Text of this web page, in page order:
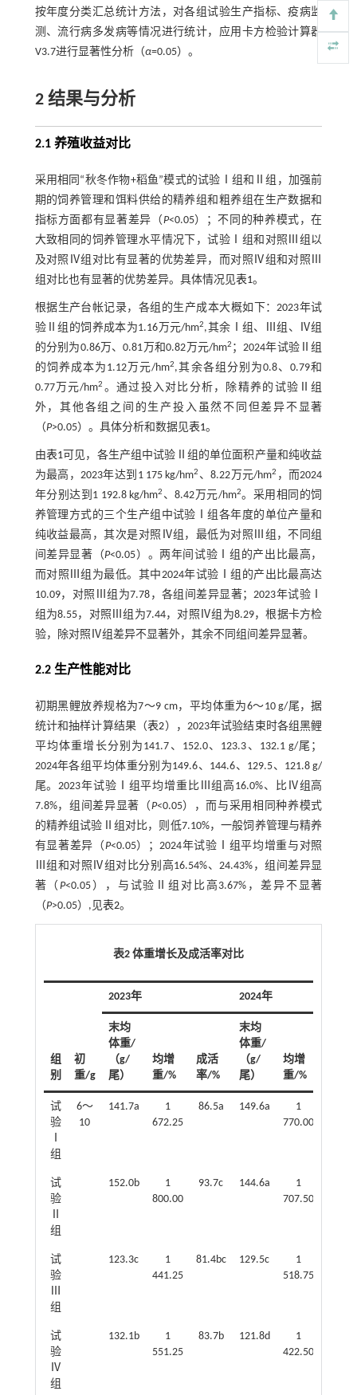
按年度分类汇总统计方法，对各组试验生产指标、疫病监
测、流行病多发病等情况进行统计，应用卡方检验计算器
V3.7进行显著性分析（α=0.05）。
2 结果与分析
2.1 养殖收益对比
采用相同“秋冬作物+稻鱼”模式的试验Ⅰ组和Ⅱ组，加强前
期的饲养管理和饵料供给的精养组和粗养组在生产数据和
指标方面都有显著差异（P<0.05）；不同的种养模式，在
大致相同的饲养管理水平情况下，试验Ⅰ组和对照Ⅲ组以
及对照Ⅳ组对比有显著的优势差异，而对照Ⅳ组和对照Ⅲ
组对比也有显著的优势差异。具体情况见表1。
根据生产台帐记录，各组的生产成本大概如下：2023年试
验Ⅱ组的饲养成本为1.16万元/hm2,其余Ⅰ组、Ⅲ组、Ⅳ组
的分别为0.86万、0.81万和0.82万元/hm2 ；2024年试验Ⅱ组
的饲养成本为1.12万元/hm2,其余各组分别为0.8、0.79和
0.77万元/hm2 。通过投入对比分析，除精养的试验Ⅱ组
外，其他各组之间的生产投入虽然不同但差异不显著
（P>0.05）。具体分析和数据见表1。
由表1可见，各生产组中试验Ⅱ组的单位面积产量和纯收益
为最高，2023年达到1 175 kg/hm2 、8.22万元/hm2 ，而2024
年分别达到1 192.8 kg/hm2 、8.42万元/hm2。采用相同的饲
养管理方式的三个生产组中试验Ⅰ组各年度的单位产量和
纯收益最高，其次是对照Ⅳ组，最低为对照Ⅲ组，不同组
间差异显著（P<0.05）。两年间试验Ⅰ组的产出比最高，
而对照Ⅲ组为最低。其中2024年试验Ⅰ组的产出比最高达
10.09，对照Ⅲ组为7.78，各组间差异显著；2023年试验Ⅰ
组为8.55，对照Ⅲ组为7.44，对照Ⅳ组为8.29，根据卡方检
验，除对照Ⅳ组差异不显著外，其余不同组间差异显著。
2.2 生产性能对比
初期黑鲤放养规格为7～9 cm，平均体重为6～10 g/尾，据
统计和抽样计算结果（表2），2023年试验结束时各组黑鲤
平均体重增长分别为141.7、152.0、123.3、132.1 g/尾；
2024年各组平均体重分别为149.6、144.6、129.5、121.8 g/
尾。2023年试验Ⅰ组平均增重比Ⅲ组高16.0%、比Ⅳ组高
7.8%，组间差异显著（P<0.05），而与采用相同种养模式
的精养组试验Ⅱ组对比，则低7.10%，一般饲养管理与精养
有显著差异（P<0.05）；2024年试验Ⅰ组平均增重与对照
Ⅲ组和对照Ⅳ组对比分别高16.54%、24.43%，组间差异显
著（P<0.05），与试验Ⅱ组对比高3.67%，差异不显著
（P>0.05）,见表2。
表2 体重增长及成活率对比
组
别
初
重/g
2023年 2024年
末均
体重/
（g/
尾）
均增
重/%
成活
率/%
末均
体重/
（g/
尾）
均增
重/%
试
验
Ⅰ
组
6～
10
141.7a
1
672.25
86.5a 149.6a
1
770.00
试
验
Ⅱ
组
152.0b
1
800.00
93.7c 144.6a
1
707.50
试
验
Ⅲ
组
123.3c
1
441.25
81.4bc 129.5c
1
518.75
试
验
Ⅳ
组
132.1b
1
551.25
83.7b 121.8d
1
422.50